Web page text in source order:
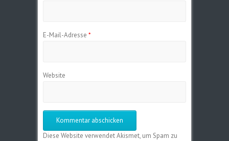
E-Mail-Adresse *
Website
Diese Website verwendet Akismet, um Spam zu